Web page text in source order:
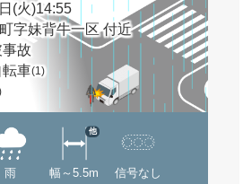
(火)14:55
字妹背牛一区 付近
故
転車(1)
雨 幅～5.5m
他
信号なし